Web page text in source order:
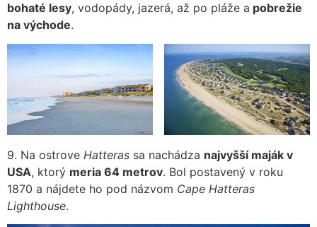
bohaté lesy, vodopády, jazerá, až po pláže a pobrežie
na východe.
9. Na ostrove Hatteras sa nachádza najvyšší maják v
USA, ktorý meria 64 metrov. Bol postavený v roku
1870 a nájdete ho pod názvom Cape Hatteras
Lighthouse.